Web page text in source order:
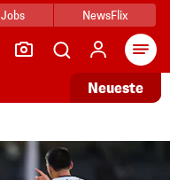
Jobs NewsFlix
Neueste